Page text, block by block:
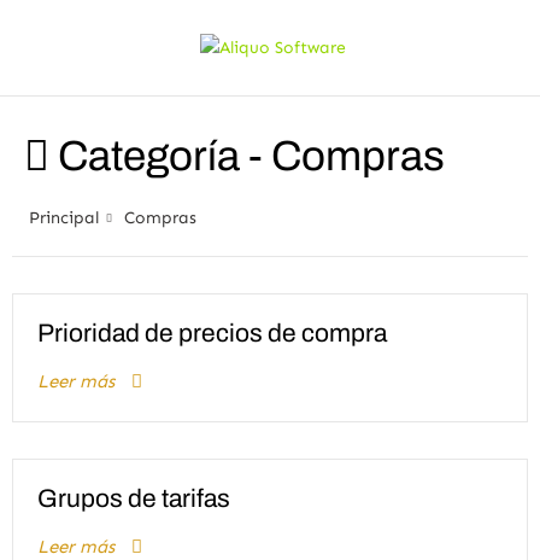
Categoría - Compras
Principal Compras
Prioridad de precios de compra
Leer más
Grupos de tarifas
Leer más